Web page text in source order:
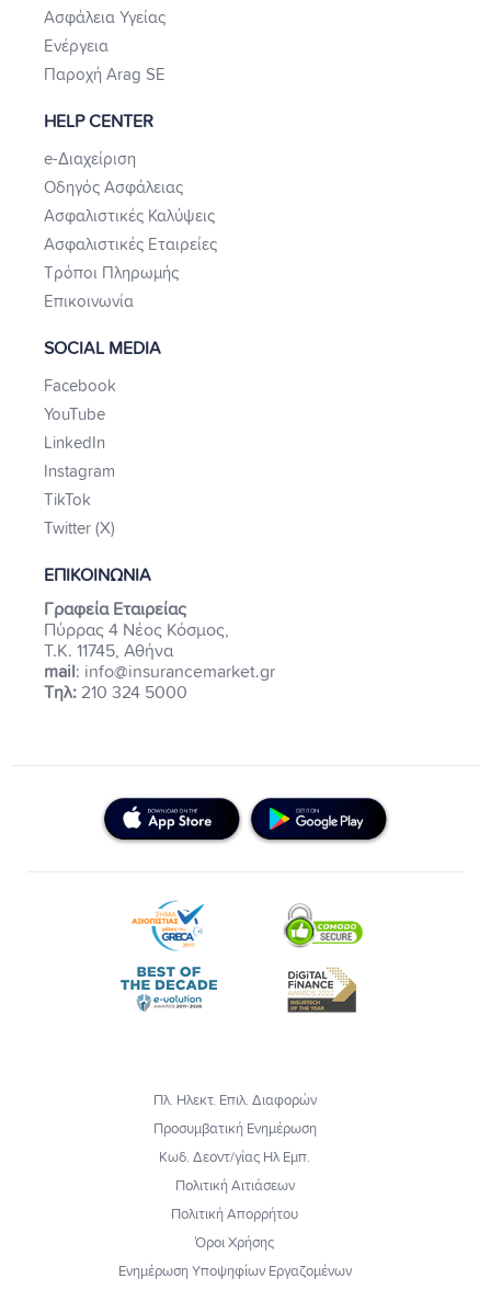
Ασφάλεια Υγείας
Ενέργεια
Παροχή Arag SE
HELP CENTER
e-Διαχείριση
Οδηγός Ασφάλειας
Ασφαλιστικές Καλύψεις
Ασφαλιστικές Εταιρείες
Τρόποι Πληρωμής
Επικοινωνία
SOCIAL MEDIA
Facebook
YouTube
LinkedIn
Instagram
TikTok
Twitter (X)
ΕΠΙΚΟΙΝΩΝΙΑ
Γραφεία Εταιρείας
Πύρρας 4 Νέος Κόσμος,
Τ.Κ. 11745, Αθήνα
mail: info@insurancemarket.gr
Τηλ: 210 324 5000
Πλ. Ηλεκτ. Επιλ. Διαφορών
Προσυμβατική Ενημέρωση
Κωδ. Δεοντ/γίας Ηλ Εμπ.
Πολιτική Αιτιάσεων
Πολιτική Απορρήτου
Όροι Χρήσης
Ενημέρωση Υποψηφίων Εργαζομένων